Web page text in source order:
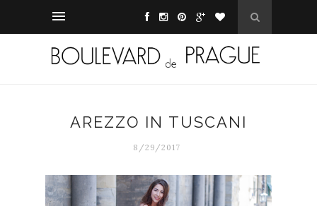
AREZZO IN TUSCANI
8/29/2017